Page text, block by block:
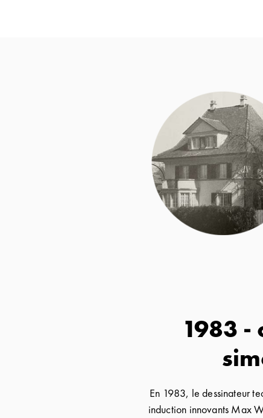
1983 -
En 1983, le dessinateur
induction innovants Max